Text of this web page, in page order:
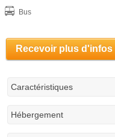
Bus
Recevoir plus d'infos
Caractéristiques
Hébergement